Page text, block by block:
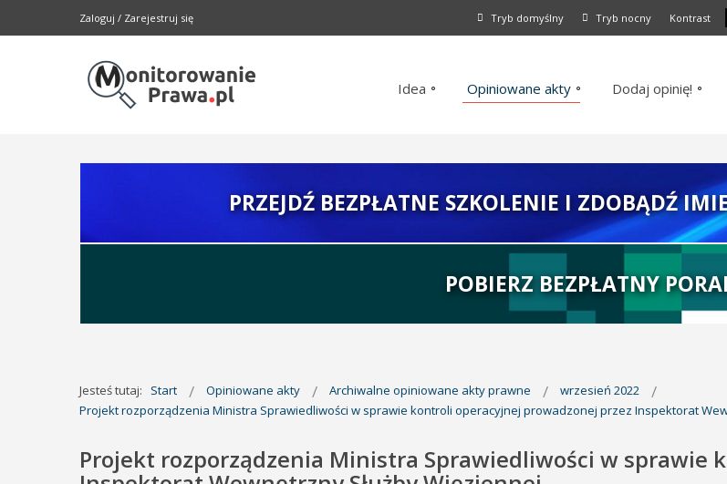
Zaloguj / Zarejestruj się Tryb domyślny Tryb nocny Kontrast
Idea Opiniowane akty Dodaj opinię!
PRZEJDŹ BEZPŁATNE SZKOLENIE I ZDOBĄDŹ
POBIERZ BEZPŁATNY
Jesteś tutaj: Start Opiniowane akty Archiwalne opiniowane akty prawne
wrzesień 2022
Projekt rozporządzenia Ministra Sprawiedliwości w sprawie kontroli operacyjnej prowadzonej przez Inspektorat
Projekt rozporządzenia Ministra Sprawiedliwości w sprawie